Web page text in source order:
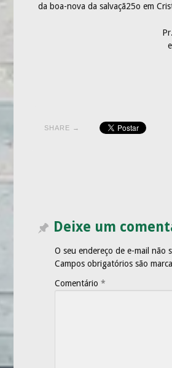
da boa-nova da salvaçã25o em
SHARE →
Deixe um
O seu endereço de e-mail não
Campos obrigatórios são
Comentário *